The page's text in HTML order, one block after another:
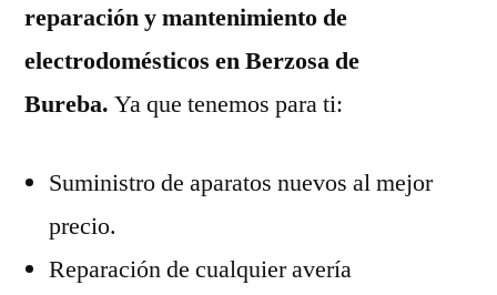
reparación y mantenimiento de
electrodomésticos en Berzosa de
Bureba. Ya que tenemos para ti:
Suministro de aparatos nuevos al mejor
precio.
Reparación de cualquier avería